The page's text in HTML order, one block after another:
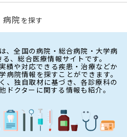
病院 を探す
、全国の病院・総合病院・大学病
、総合医療情報サイトです。
績や対応できる疾患・治療などか
病院情報を探すことができます。
、独自取材に基づき、各診療科の
ドクターに関する情報も紹介。